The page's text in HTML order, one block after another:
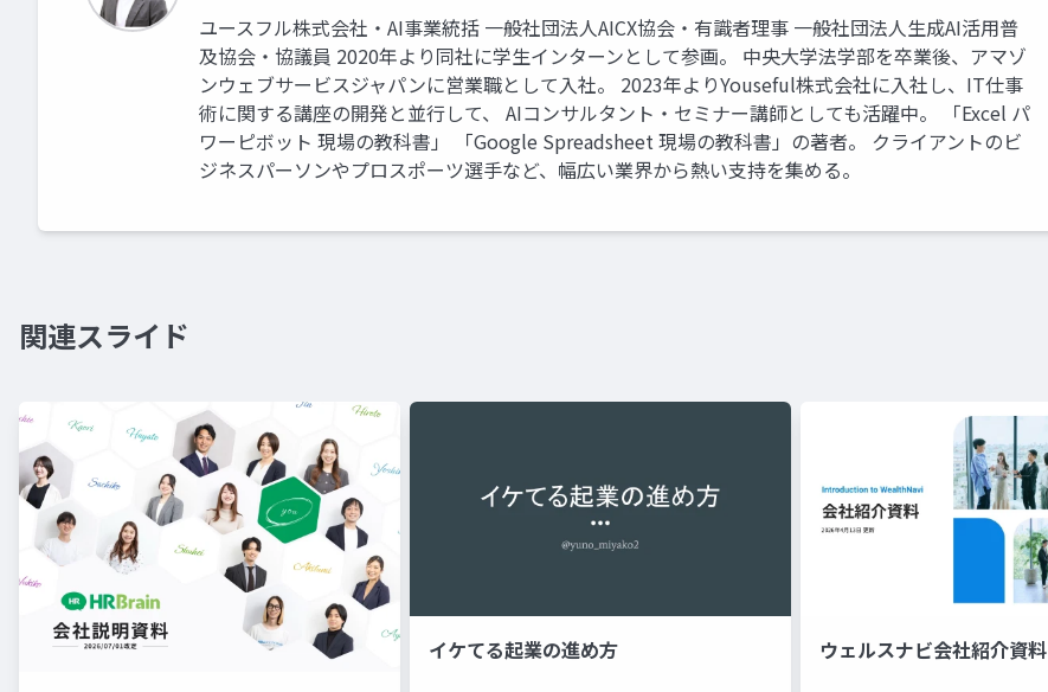
ユースフル株式会社・AI事業統括 一般社団法人AICX協会・有識者理事 一般社団法人生成AI活用普
及協会・協議員 2020年より同社に学生インターンとして参画。 中央大学法学部を卒業後、アマゾ
ンウェブサービスジャパンに営業職として入社。 2023年よりYouseful株式会社に入社し、IT仕事
術に関する講座の開発と並行して、 AIコンサルタント・セミナー講師としても活躍中。 「Excel パ
ワーピボット 現場の教科書」 「Google Spreadsheet 現場の教科書」の著者。 クライアントのビ
ジネスパーソンやプロスポーツ選手など、幅広い業界から熱い支持を集める。
関連スライド
イケてる起業の進め方 ウェルスナビ会社紹介資料